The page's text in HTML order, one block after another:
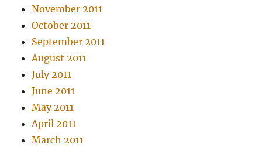
November 2011
October 2011
September 2011
August 2011
July 2011
June 2011
May 2011
April 2011
March 2011